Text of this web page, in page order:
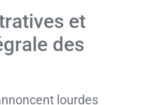
et
des
lourdes